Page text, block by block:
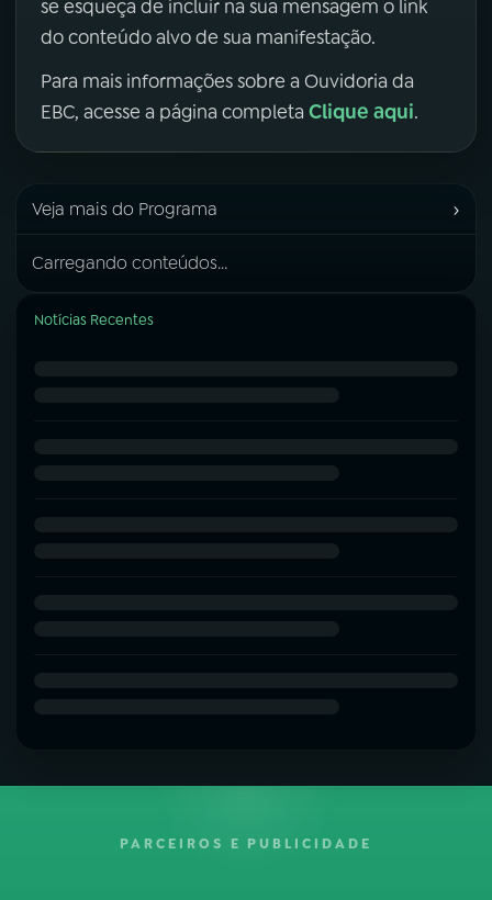
se esqueça de incluir na sua mensagem o link
do conteúdo alvo de sua manifestação.
Para mais informações sobre a Ouvidoria da
EBC, acesse a página completa Clique aqui.
Veja mais do Programa ›
Carregando conteúdos...
Notícias Recentes
PARCEIROS E PUBLICIDADE